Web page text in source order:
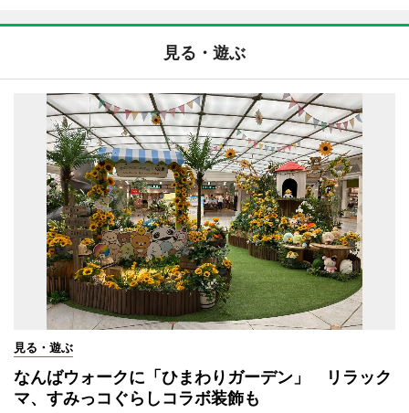
見る・遊ぶ
見る・遊ぶ
なんばウォークに「ひまわりガーデン」 リラック
マ、すみっコぐらしコラボ装飾も